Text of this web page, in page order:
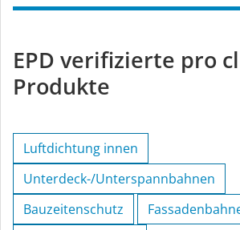
EPD verifizierte pro
Produkte
Luftdichtung innen
Unterdeck-/Unterspannbahnen
Bauzeitenschutz